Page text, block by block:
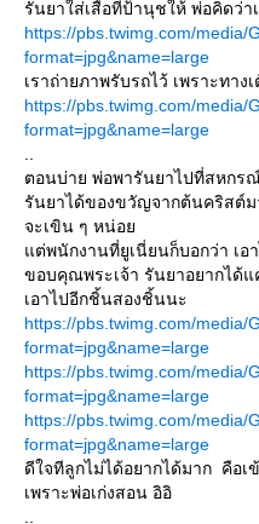
รันยาใส่เสื้อที่ป้านุชให้ พ่อคิดว่
https://pbs.twimg.com/media/
format=jpg&name=large
เราถ่ายภาพรับรถไว้ เพราะทา
https://pbs.twimg.com/media/
format=jpg&name=large
ตอนบ่าย พ่อพารันยาไปที่สหกร
รันยาได้ของขวัญจากต้นคริสต์ม
จะเขิน ๆ หน่อย
แต่พนักงานที่ยูเนี่ยนก็บอกว่า เอา
ขอบคุณพระเจ้า รันยาอยากได้
เอาไปอีกชิ้นสองชิ้นนะ
https://pbs.twimg.com/media/
format=jpg&name=large
https://pbs.twimg.com/media/
format=jpg&name=large
https://pbs.twimg.com/media/
format=jpg&name=large
ดีใจทีลูกไม่ได้อยากได้มาก คือเ
เพราะพ่อเก่งสอน อิอิ